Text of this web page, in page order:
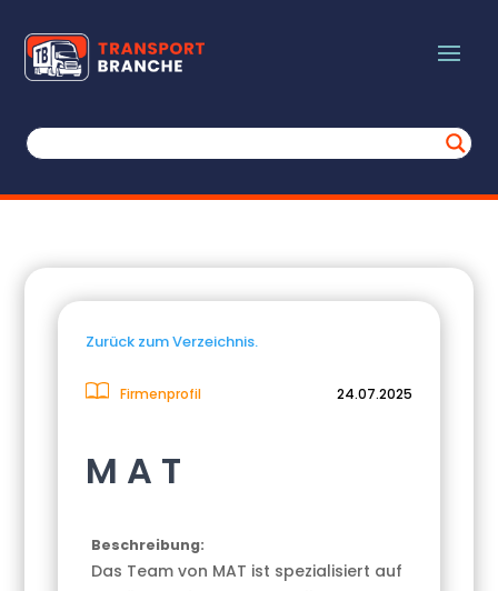
Zurück zum Verzeichnis.
Firmenprofil 24.07.2025
M A T
Beschreibung:
Das Team von MAT ist spezialisiert auf